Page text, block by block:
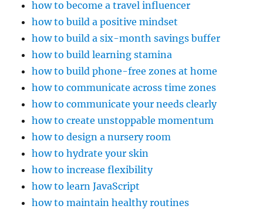
how to become a travel influencer
how to build a positive mindset
how to build a six-month savings buffer
how to build learning stamina
how to build phone-free zones at home
how to communicate across time zones
how to communicate your needs clearly
how to create unstoppable momentum
how to design a nursery room
how to hydrate your skin
how to increase flexibility
how to learn JavaScript
how to maintain healthy routines